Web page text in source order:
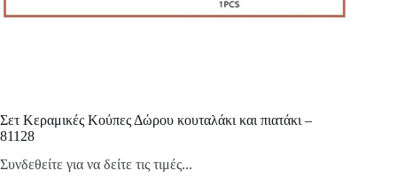
Σετ Κεραμικές Κούπες Δώρου κουταλάκι και πιατάκι –
81128
Συνδεθείτε για να δείτε τις τιμές...